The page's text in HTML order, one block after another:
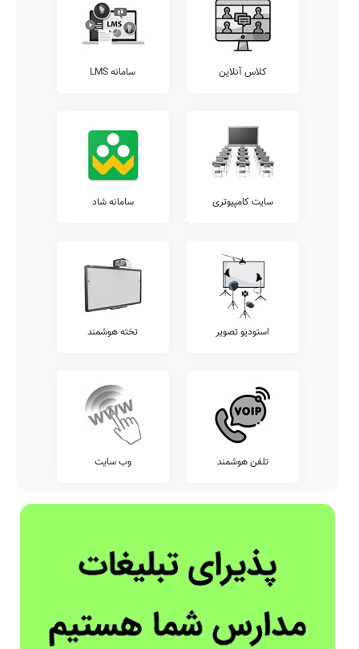
کلاس آنلاین سامانه LMS
سایت کامپیوتری سامانه شاد
استودیو تصویر تخته هوشمند
تلفن هوشمند وب سایت